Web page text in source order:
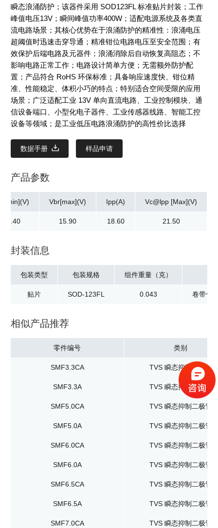
瞬态浪涌防护；该器件采用 SOD123FL 标准贴片封装；工作
峰值电压13V；瞬间峰值功率400W；适配电源系统及各类直
流电路场景；其核心优势在于浪涌防护的精准性：浪涌电压
超阈值时迅速击穿导通；精准钳位电路电压至安全范围；有
效保护后端电路及元器件；浪涌消除后自动恢复高阻态；不
影响电路正常工作；电路设计简单方便；无需额外防护配
置；产品符合 RoHS 环保标准；具备响应速度快、钳位精
准、性能稳定、体积小巧的特点；特别适合空间受限的应用
场景；广泛适配工业 13V 单向直流电路、工业控制模块、通
信设备端口、小型化电子器件、工业传感器线路、智能工控
设备等领域；是工业低压电路浪涌防护的高性价比选择
数据手册 样品申请
产品参数
14.40
Vbr[max](V)
15.90
Ipp(A)
18.60
Vc@lpp [Max](V)
21.50
封装信息
包装类型
贴片
包装规格
SOD-123FL
组件重量（克）
0.043 卷带包
相似产品推荐
零件编号 类别
SMF3.3CA TVS 瞬态抑制二极管
SMF3.3A TVS 瞬态抑制二极管
SMF5.0CA TVS 瞬态抑制二极管
SMF5.0A TVS 瞬态抑制二极管
SMF6.0CA TVS 瞬态抑制二极管
SMF6.0A TVS 瞬态抑制二极管
SMF6.5CA TVS 瞬态抑制二极管
SMF6.5A TVS 瞬态抑制二极管
SMF7.0CA TVS 瞬态抑制二极管